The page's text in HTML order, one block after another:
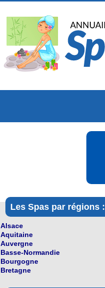
Les Spas par régions :
Alsace
Aquitaine
Auvergne
Basse-Normandie
Bourgogne
Bretagne